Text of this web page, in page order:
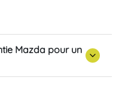
Mazda pour un